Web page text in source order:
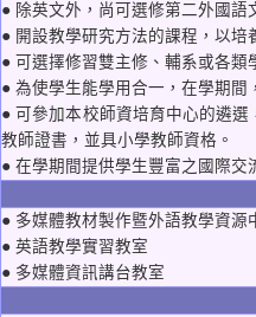
● 除英文外，尚可選修第二外國
● 開設教學研究方法的課程，以培
● 可選擇修習雙主修、輔系或各類
● 為使學生能學用合一，在學期間
● 可參加本校師資培育中心的遴
教師證書，並具小學教師資格。
● 在學期間提供學生豐富之國際
● 多媒體教材製作暨外語教學資源
● 英語教學實習教室
● 多媒體資訊講台教室